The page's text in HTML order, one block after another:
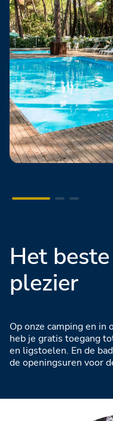
Het
plezier
Op onze camping en in
heb je gratis toegang
en ligstoelen. En de
de openingsuren voor